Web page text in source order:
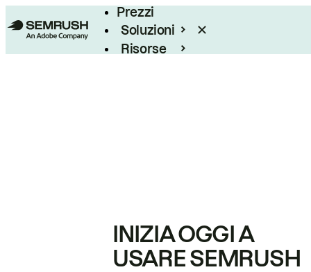
Prezzi
Soluzioni
Risorse
INIZIA OGGI A
USARE SEMRUSH